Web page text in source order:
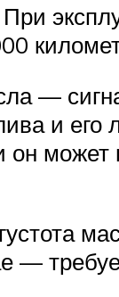
—
и
может
—